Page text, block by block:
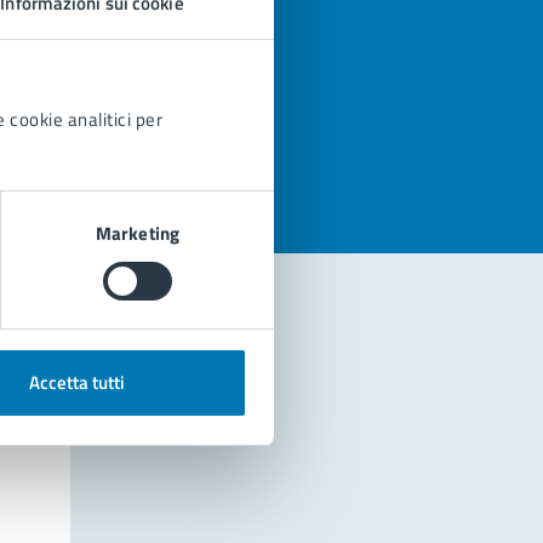
cookie analitici per
Marketing
Accetta tutti